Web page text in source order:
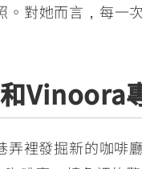
對她而言，每一
Vinoora
裡發掘新的咖啡